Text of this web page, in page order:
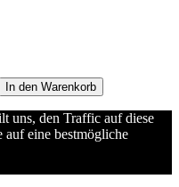
In den Warenkorb
uns, den Traffic auf diese
auf eine bestmögliche